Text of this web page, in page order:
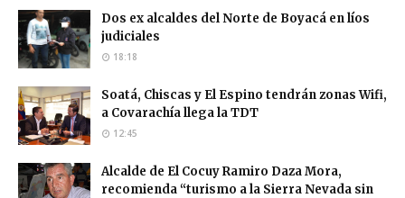
Dos ex alcaldes del Norte de Boyacá en líos
judiciales
18:18
Soatá, Chiscas y El Espino tendrán zonas Wifi,
a Covarachía llega la TDT
12:45
Alcalde de El Cocuy Ramiro Daza Mora,
recomienda “turismo a la Sierra Nevada sin